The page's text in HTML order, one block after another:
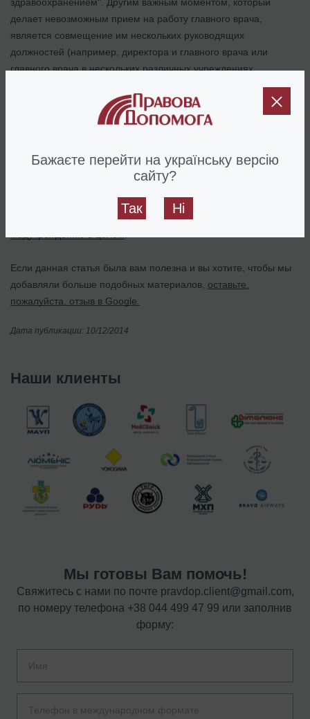
делает невозможным прием на работу главного врача,
является совмещение им нескольких руководящих
должностей (например, директора и главного врача или
главного врача в нескольких различных учреждениях
руководящую должность, лицу придется уволиться или
перевестись на другую должность по первому месту работы. В
директором и руководителем медучреждения.
Вас также может заинтересовать материал, в котором указаны
требования, предъявляемые к кабинету врача или
Если данная статья была вам полезна и вы хотите, чтобы мы
добавляли больше подобных материалов, оставьте,
пожалуйста, отзыв в Google.
Дата публикации: 10/12/2014
Наши клиенты
Мы готовы Вам помочь!
Свяжитесь с нами по почте pravdop.client@gmail.com,
по номеру телефона +38 044 499 47 99 или заполнив
форму:
Бажаєте перейти на українську версію
сайту?
Так Ні